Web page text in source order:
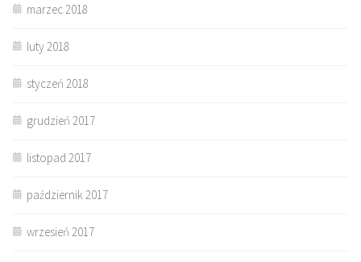
marzec 2018
luty 2018
styczeń 2018
grudzień 2017
listopad 2017
październik 2017
wrzesień 2017